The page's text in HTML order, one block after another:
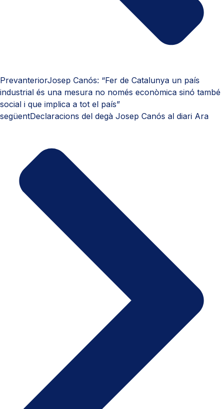
PrevanteriorJosep Canós: “Fer de Catalunya un país
industrial és una mesura no només econòmica sinó també
social i que implica a tot el país”
següentDeclaracions del degà Josep Canós al diari Ara